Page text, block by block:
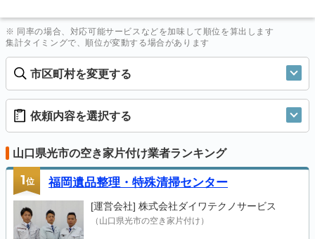
※ 同率の場合、対応可能サービスなどを加味して順位を算出します
集計タイミングで、順位が変動する場合があります
市区町村を変更する
依頼内容を選択する
山口県光市の空き家片付け業者ランキング
1位 福岡遺品整理・特殊清掃センター
[運営会社] 株式会社ダイワテクノサービス
（山口県光市の空き家片付け）